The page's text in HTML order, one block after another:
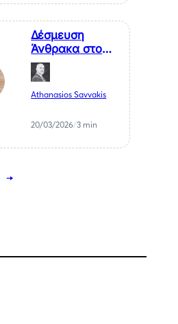
Δέσμευση
Άνθρακα στο
Έδαφος
Athanasios Savvakis
20/03/2026/3 min
→